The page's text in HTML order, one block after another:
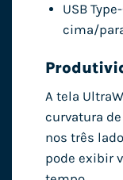
USB
cima/
A tela
curvatura
nos três
pode exibir